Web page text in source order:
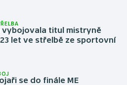
vybojovala titul mistryně
let ve střelbě ze sportovní
se do finále ME